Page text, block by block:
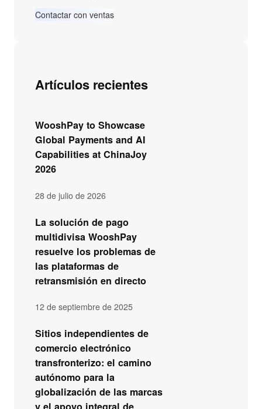
Contactar con ventas
Artículos recientes
WooshPay to Showcase
Global Payments and AI
Capabilities at ChinaJoy
2026
28 de julio de 2026
La solución de pago
multidivisa WooshPay
resuelve los problemas de
las plataformas de
retransmisión en directo
12 de septiembre de 2025
Sitios independientes de
comercio electrónico
transfronterizo: el camino
autónomo para la
globalización de las marcas
y el apoyo integral de